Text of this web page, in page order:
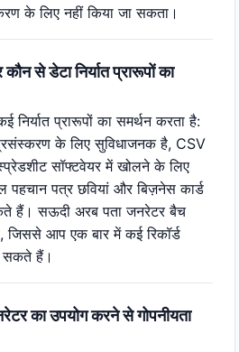
के लिए नहीं किया जा सकता।
से डेटा निर्यात प्रारूपों का
प्रारूपों का समर्थन करता है:
के लिए सुविधाजनक है, CSV
सॉफ्टवेयर में खोलने के लिए
पत्र छवियां और बिज़नेस कार्ड
हैं। सऊदी अरब पता जनरेटर बैच
जिससे आप एक बार में कई रिकॉर्ड
सकते हैं।
का उपयोग करने से गोपनीयता